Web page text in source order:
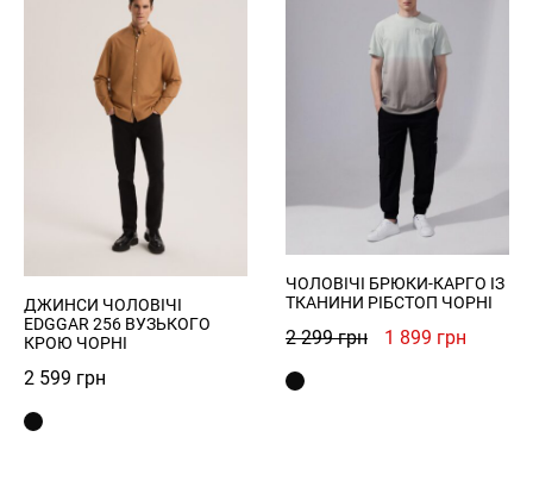
ДЖИНСИ ЧОЛОВІЧІ
EDGGAR 256 ВУЗЬКОГО
КРОЮ ЧОРНІ
2 599 грн
ЧОЛОВІЧІ БРЮКИ-КАРГО ІЗ
ТКАНИНИ РІБСТОП ЧОРНІ
2 299грн
Оригінальна
1 899 грн